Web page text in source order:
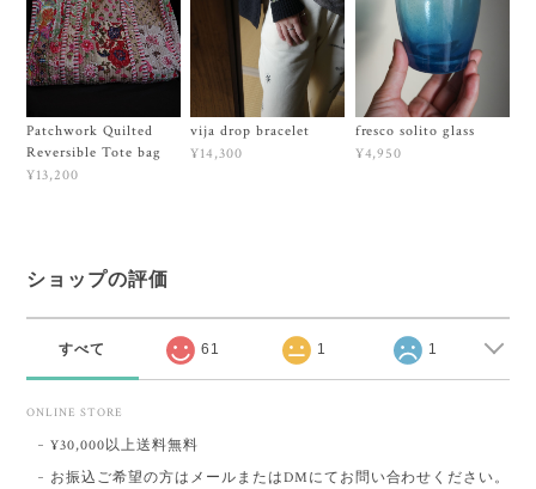
Patchwork Quilted
Reversible Tote bag
¥13,200
vija drop bracelet
¥14,300
fresco solito glass
¥4,950
ショップの評価
すべて 61 1 1
ONLINE STORE
¥30,000以上送料無料
お振込ご希望の方はメールまたはDMにてお問い合わせください。